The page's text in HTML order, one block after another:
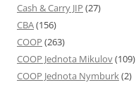
Cash & Carry JIP (27)
CBA(156)
COOP (263)
COOP Jednota Mikulov(109)
COOP Jednota Nymburk(2)